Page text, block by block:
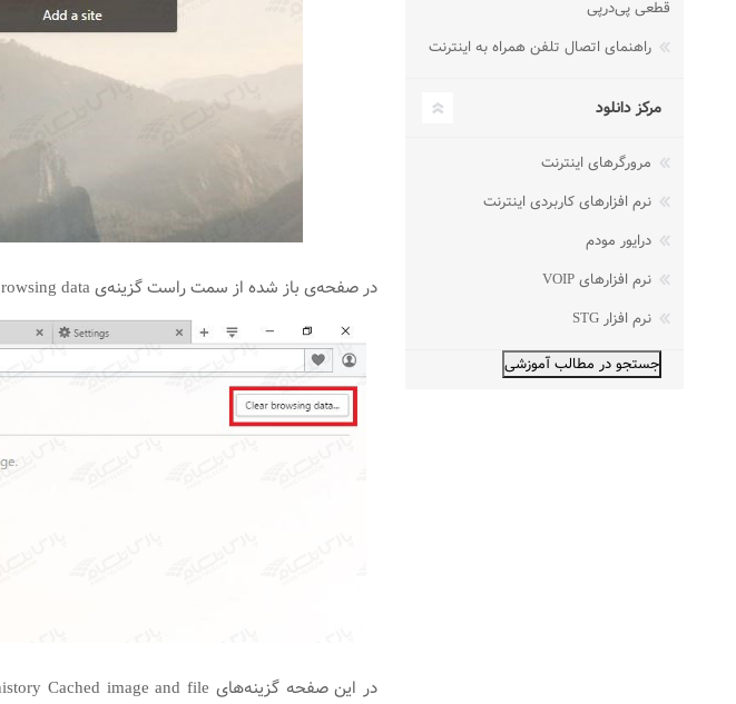
در صفحه‌ی باز شده از سمت راست گزینه‌ی Clear browsing data را انتخاب کنید.
قطعی پی‌در‌پی
راهنمای اتصال تلفن همراه به اینترنت
مرکز دانلود
مرورگرهای اینترنت
نرم افزارهای کاربردی اینترنت
درایور مودم
نرم افزارهای VOIP
نرم افزار STG